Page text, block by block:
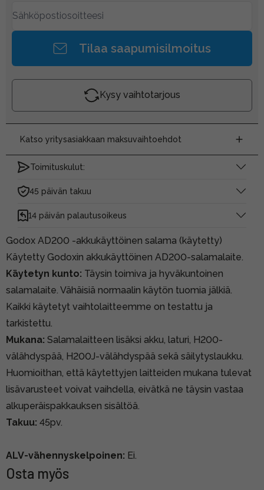
Tilaa saapumisilmoitus
Kysy vaihtotarjous
Katso yritysasiakkaan maksuvaihtoehdot
Toimituskulut:
45 päivän takuu
14 päivän palautusoikeus
Godox AD200 -akkukäyttöinen salama (käytetty)
Käytetty Godoxin akkukäyttöinen AD200-salamalaite.
Käytetyn kunto: Täysin toimiva ja hyväkuntoinen
salamalaite. Vähäisiä normaalin käytön tuomia jälkiä.
Kaikki käytetyt vaihtolaitteemme on testattu ja
tarkistettu.
Mukana: Salamalaitteen lisäksi akku, laturi, H200-
välähdyspää, H200J-välähdyspää sekä säilytyslaukku.
Huomioithan, että käytettyjen laitteiden mukana tulevat
lisävarusteet voivat vaihdella, eivätkä ne täysin vastaa
alkuperäispakkauksen sisältöä.
Takuu: 45pv.
ALV-vähennyskelpoinen: Ei.
Osta myös